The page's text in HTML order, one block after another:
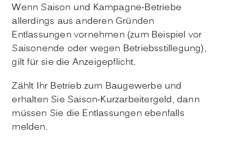
Wenn Saison und Kampagne-Betriebe
allerdings aus anderen Gründen
Entlassungen vornehmen (zum Beispiel vor
Saisonende oder wegen Betriebsstillegung),
gilt für sie die Anzeigepflicht.
Zählt Ihr Betrieb zum Baugewerbe und
erhalten Sie Saison-Kurzarbeitergeld, dann
müssen Sie die Entlassungen ebenfalls
melden.